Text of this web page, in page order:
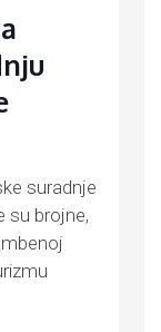
suradnje
su brojne,